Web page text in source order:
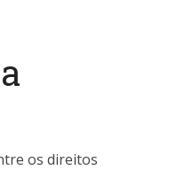
os direitos